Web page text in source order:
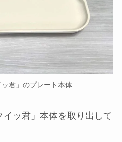
なので、食材の解凍
のほ
当などの粗熱とり など使
。
のプレートについて